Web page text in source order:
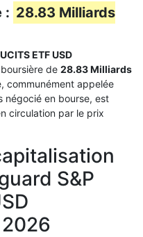
: 28.83 Milliards
ETF USD
de 28.83 Milliards
communément appelée
négocié en bourse, est
circulation par le prix
S&P